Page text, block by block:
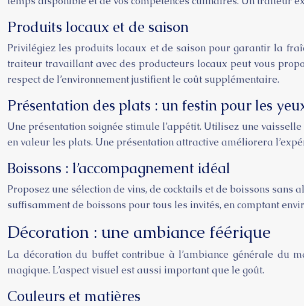
Produits locaux et de saison
Privilégiez les produits locaux et de saison pour garantir la
traiteur travaillant avec des producteurs locaux peut vous
respect de l’environnement justifient le coût supplémentaire.
Présentation des plats : un festin pour les
Une présentation soignée stimule l’appétit. Utilisez une
en valeur les plats. Une présentation attractive améliorera
Boissons : l’accompagnement idéal
Proposez une sélection de vins, de cocktails et de boissons sans
suffisamment de boissons pour tous les invités, en comptant
Décoration : une ambiance féérique
La décoration du buffet contribue à l’ambiance générale du
magique. L’aspect visuel est aussi important que le goût.
Couleurs et matières